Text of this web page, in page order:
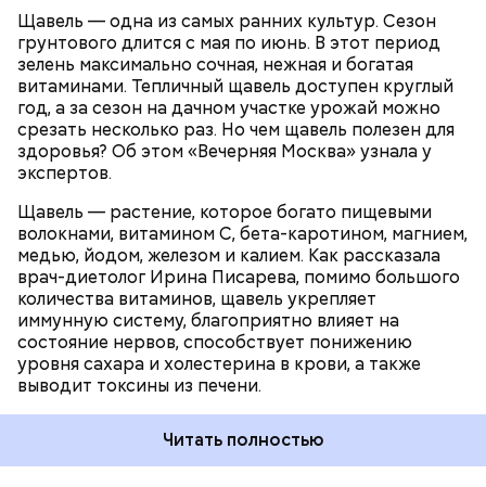
Щавель — одна из самых ранних культур. Сезон
грунтового длится с мая по июнь. В этот период
зелень максимально сочная, нежная и богатая
витаминами. Тепличный щавель доступен круглый
год, а за сезон на дачном участке урожай можно
срезать несколько раз. Но чем щавель полезен для
здоровья? Об этом «Вечерняя Москва» узнала у
экспертов.
Щавель — растение, которое богато пищевыми
волокнами, витамином С, бета-каротином, магнием,
медью, йодом, железом и калием. Как рассказала
врач-диетолог Ирина Писарева, помимо большого
количества витаминов, щавель укрепляет
иммунную систему, благоприятно влияет на
состояние нервов, способствует понижению
уровня сахара и холестерина в крови, а также
выводит токсины из печени.
Читать полностью
ЗДОРОВЬЕ ВРАЧИ
РАСТЕНИЯ
ПРОДУКТЫ